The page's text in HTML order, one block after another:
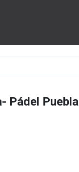
Pádel Puebla